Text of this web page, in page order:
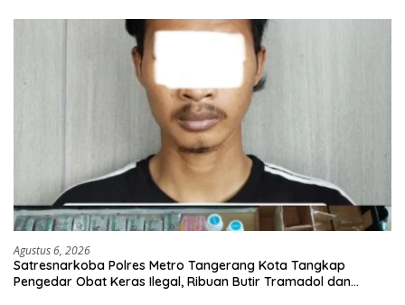
Agustus 6, 2026
Satresnarkoba Polres Metro Tangerang Kota Tangkap
Pengedar Obat Keras Ilegal, Ribuan Butir Tramadol dan